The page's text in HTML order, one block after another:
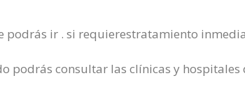
podrás ir . si requierestratamiento
podrás consultar las clínicas y